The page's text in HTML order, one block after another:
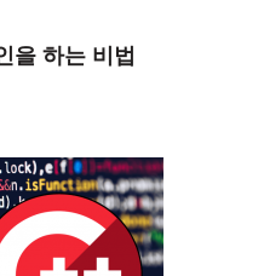
을 하는 비법